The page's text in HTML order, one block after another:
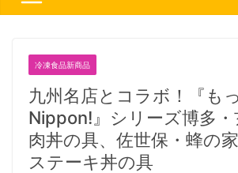
「同 肉うどん」
冷凍食品新商品
九州名店とコラボ！『も
Nippon!』シリーズ博多
肉丼の具、佐世保・蜂の
ステーキ丼の具